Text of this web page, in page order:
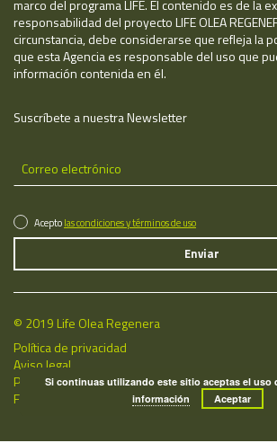
marco del programa LIFE. El contenido es de la
responsabilidad del proyecto LIFE OLEA
circunstancia, debe considerarse que refleja la
que esta Agencia es responsable del uso que
información contenida en él.
Suscríbete a nuestra Newsletter
Aceptolas condiciones y términos de uso
© 2019 Life Olea Regenera
Política de privacidad
Aviso legal
Política de cookies
Fecha de última actualización: 06/08/2026
Si continuas utilizando este sitio aceptas el uso
información
Aceptar